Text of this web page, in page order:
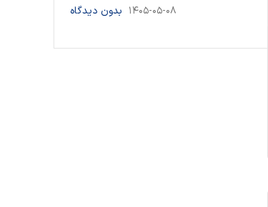
۱۴۰۵-۰۵-۰۸ بدون دیدگاه